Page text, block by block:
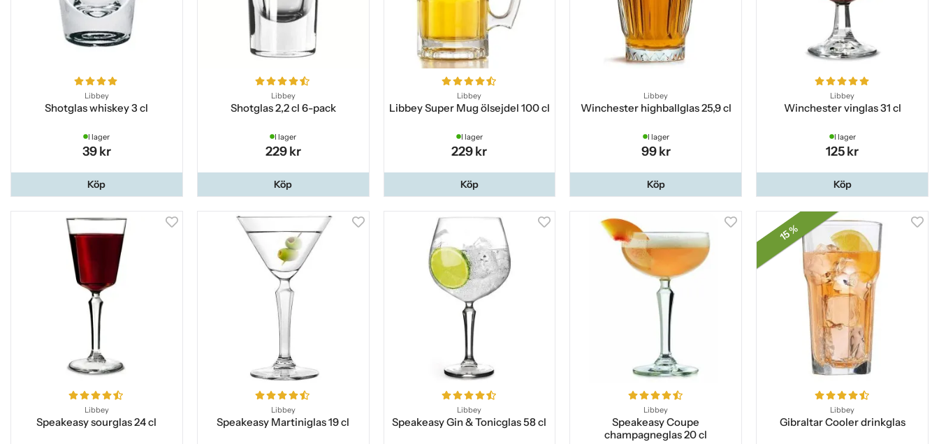
Libbey
Shotglas whiskey 3 cl
I lager
39 kr
Köp
Libbey
Shotglas 2,2 cl 6-pack
I lager
229 kr
Köp
Libbey
Libbey Super Mug ölsejdel 100 cl
I lager
229 kr
Köp
Libbey
Winchester highballglas 25,9 cl
I lager
99 kr
Köp
Libbey
Winchester vinglas 31 cl
I lager
125 kr
Köp
Libbey
Speakeasy sourglas 24 cl
Libbey
Speakeasy Martiniglas 19 cl
Libbey
Speakeasy Gin & Tonicglas 58 cl
Libbey
Speakeasy Coupe
champagneglas 20 cl
15 %
Libbey
Gibraltar Cooler drinkglas